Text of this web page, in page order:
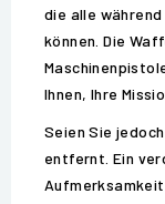
die alle
können. Die
Ihnen, Ihre
Seien Sie
entfernt. Ein